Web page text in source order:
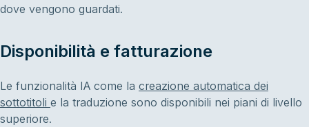
dove vengono guardati.
Disponibilità e fatturazione
Le funzionalità IA come la creazione automatica dei
sottotitoli e la traduzione sono disponibili nei piani di livello
superiore.